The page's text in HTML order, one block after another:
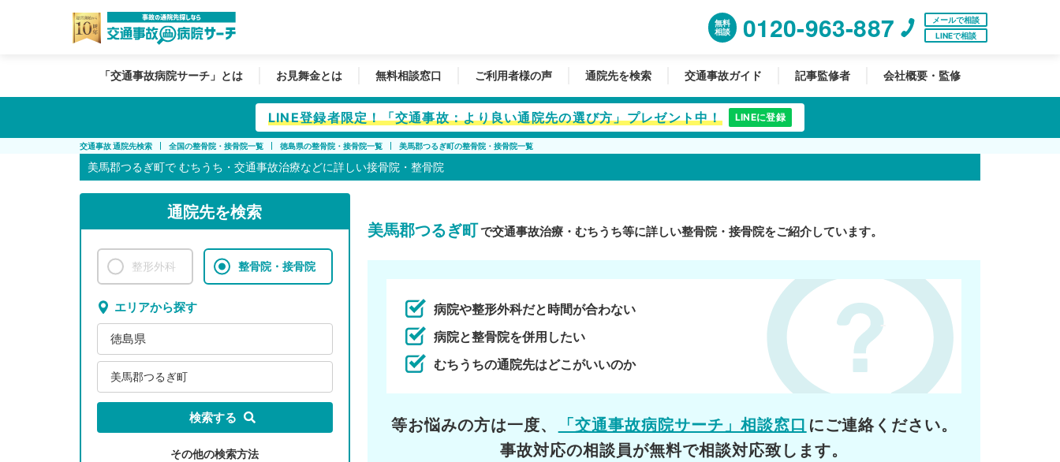
無料
相談
0120-963-887
メールで相談
LINEで相談
「交通事故病院サーチ」とは お見舞金とは 無料相談窓口 ご利用者様の声 通院先を検索 交通事故ガイド 記事監修者 会社概要・監修
LINE登録者限定！「交通事故：より良い通院先の選び方」プレゼント中！ LINEに登録
交通事故 通院先検索 全国の整骨院・接骨院一覧 徳島県の整骨院・接骨院一覧 美馬郡つるぎ町の整骨院・接骨院一覧
美馬郡つるぎ町で むちうち・交通事故治療などに詳しい接骨院・整骨院
通院先を検索
整形外科 整骨院・接骨院
エリアから探す
徳島県
美馬郡つるぎ町
検索する
その他の検索方法
美馬郡つるぎ町で交通事故治療・むちうち等に詳しい整骨院・接骨院をご紹介しています。
病院や整形外科だと時間が合わない
病院と整骨院を併用したい
むちうちの通院先はどこがいいのか
等お悩みの方は一度、 「交通事故病院サーチ」相談窓口 にご連絡ください。
事故対応の相談員が無料で相談対応致します。